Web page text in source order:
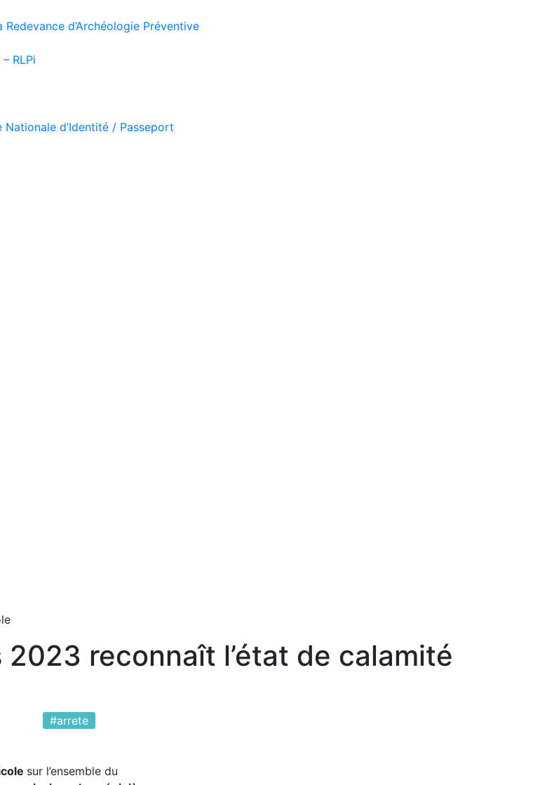
d’Archéologie Préventive
RLPi
Nationale d’Identité / Passeport
reconnaît l’état de calamité
#arrete
sur l’ensemble du